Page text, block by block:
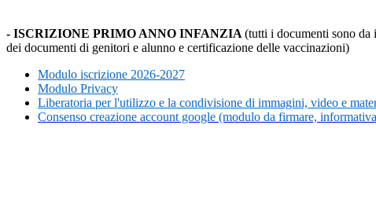
- ISCRIZIONE PRIMO ANNO INFANZIA (tutti i documenti sono da
dei documenti di genitori e alunno e certificazione delle vaccinazioni)
Modulo iscrizione 2026-2027
Modulo Privacy
Liberatoria per l'utilizzo e la condivisione di immagini, video e
Consenso creazione account google (modulo da firmare,